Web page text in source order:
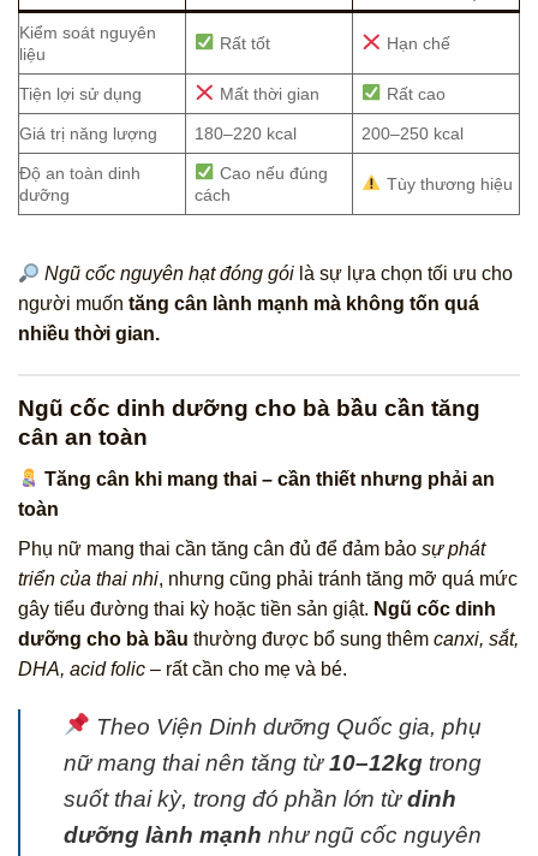
Kiểm soát nguyên
liệu
Rất tốt Hạn chế
Tiện lợi sử dụng Mất thời gian Rất cao
Giá trị năng lượng 180–220 kcal 200–250 kcal
Độ an toàn dinh
dưỡng
Cao nếu đúng
cách
Tùy thương hiệu
Ngũ cốc nguyên hạt đóng gói là sự lựa chọn tối ưu cho
người muốn tăng cân lành mạnh mà không tốn quá
nhiều thời gian.
Ngũ cốc dinh dưỡng cho bà bầu cần tăng
cân an toàn
Tăng cân khi mang thai – cần thiết nhưng phải an
toàn
Phụ nữ mang thai cần tăng cân đủ để đảm bảo sự phát
triển của thai nhi, nhưng cũng phải tránh tăng mỡ quá mức
gây tiểu đường thai kỳ hoặc tiền sản giật. Ngũ cốc dinh
dưỡng cho bà bầu thường được bổ sung thêm canxi, sắt,
DHA, acid folic – rất cần cho mẹ và bé.
Theo Viện Dinh dưỡng Quốc gia, phụ
nữ mang thai nên tăng từ10–12kg trong
suốt thai kỳ, trong đó phần lớn từdinh
dưỡng lành mạnh như ngũ cốc nguyên